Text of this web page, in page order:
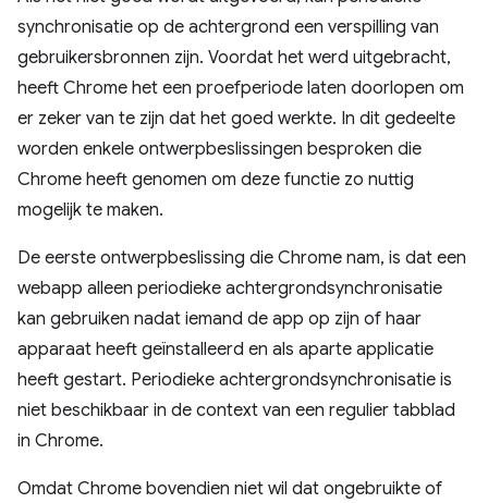
synchronisatie op de achtergrond een verspilling van
gebruikersbronnen zijn. Voordat het werd uitgebracht,
heeft Chrome het een proefperiode laten doorlopen om
er zeker van te zijn dat het goed werkte. In dit gedeelte
worden enkele ontwerpbeslissingen besproken die
Chrome heeft genomen om deze functie zo nuttig
mogelijk te maken.
De eerste ontwerpbeslissing die Chrome nam, is dat een
webapp alleen periodieke achtergrondsynchronisatie
kan gebruiken nadat iemand de app op zijn of haar
apparaat heeft geïnstalleerd en als aparte applicatie
heeft gestart. Periodieke achtergrondsynchronisatie is
niet beschikbaar in de context van een regulier tabblad
in Chrome.
Omdat Chrome bovendien niet wil dat ongebruikte of